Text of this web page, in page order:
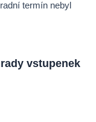
termín nebyl
vstupenek